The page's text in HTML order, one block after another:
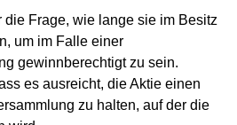
die Frage, wie lange sie im Besitz
um im Falle einer
gewinnberechtigt zu sein.
es ausreicht, die Aktie einen
zu halten, auf der die